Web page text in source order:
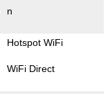
n
Hotspot WiFi
WiFi Direct